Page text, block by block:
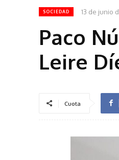
SOCIEDAD 13 de junio
Paco
Leire
Cuota